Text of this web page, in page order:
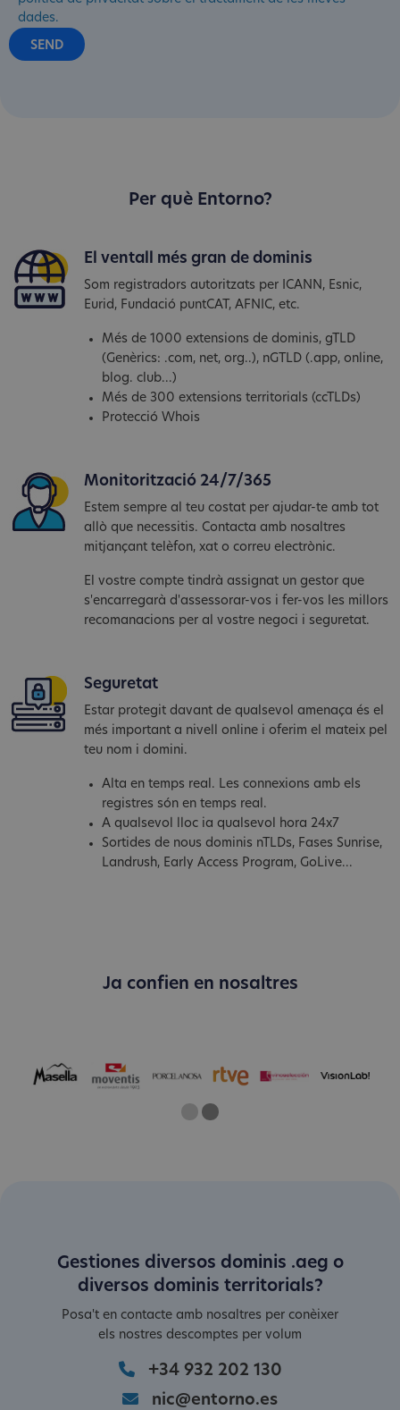
dades.
Per què Entorno?
El ventall més gran de dominis
Som registradors autoritzats per ICANN, Esnic,
Eurid, Fundació puntCAT, AFNIC, etc.
Més de 1000 extensions de dominis, gTLD
(Genèrics: .com, net, org..), nGTLD (.app, online,
blog. club...)
Més de 300 extensions territorials (ccTLDs)
Protecció Whois
Monitorització 24/7/365
Estem sempre al teu costat per ajudar-te amb tot
allò que necessitis. Contacta amb nosaltres
mitjançant telèfon, xat o correu electrònic.
El vostre compte tindrà assignat un gestor que
s'encarregarà d'assessorar-vos i fer-vos les millors
recomanacions per al vostre negoci i seguretat.
Seguretat
Estar protegit davant de qualsevol amenaça és el
més important a nivell online i oferim el mateix pel
teu nom i domini.
Alta en temps real. Les connexions amb els
registres són en temps real.
A qualsevol lloc ia qualsevol hora 24x7
Sortides de nous dominis nTLDs, Fases Sunrise,
Landrush, Early Access Program, GoLive...
Ja confien en nosaltres
One
Current Slide
Two
Gestiones diversos dominis .aeg o
diversos dominis territorials?
Posa't en contacte amb nosaltres per conèixer
els nostres descomptes per volum
+34 932 202 130
nic@entorno.es